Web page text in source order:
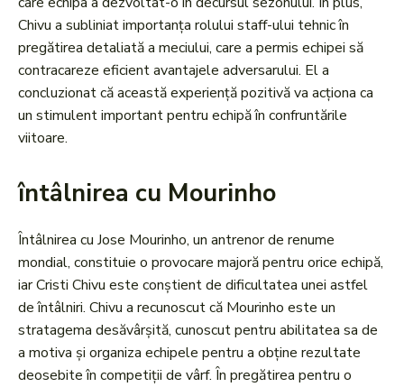
Chivu a subliniat importanța rolului staff-ului tehnic în
pregătirea detaliată a meciului, care a permis echipei să
contracareze eficient avantajele adversarului. El a
concluzionat că această experiență pozitivă va acționa ca
un stimulent important pentru echipă în confruntările
viitoare.
întâlnirea cu Mourinho
Întâlnirea cu Jose Mourinho, un antrenor de renume
mondial, constituie o provocare majoră pentru orice echipă,
iar Cristi Chivu este conștient de dificultatea unei astfel
de întâlniri. Chivu a recunoscut că Mourinho este un
stratagema desăvârșită, cunoscut pentru abilitatea sa de
a motiva și organiza echipele pentru a obține rezultate
deosebite în competiții de vârf. În pregătirea pentru o